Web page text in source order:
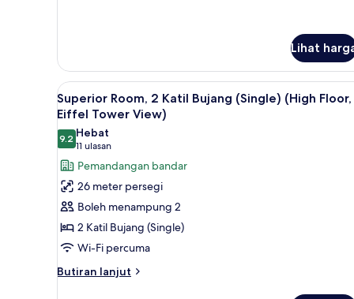
sofabed,
Eiffel
Tower
View)
2
Katil
Bujang
(Single),
Balcony
(2
twin
and
sofabed,
Eiffel
Tower
Lihat
Lihat
semua
foto
untuk
Superior
Room,
2
Katil
Bujang
(Single)
(High
Peralatan tempat tidur
4
Superior Room, 2 Katil Bujang (Single) (High Floor,
Eiffel Tower View)
9.29.2 daripada 10
Hebat
11 ulasan
(11
ulasan)
Pemandangan bandar
26 meter persegi
Boleh menampung 2
2 Katil Bujang (Single)
Wi-Fi percuma
Butiran lanjut
Butiran